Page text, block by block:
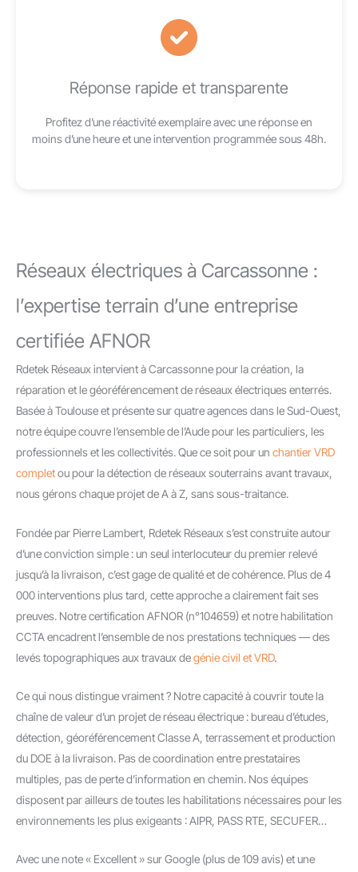
Réponse rapide et transparente
Profitez d’une réactivité exemplaire avec une réponse en
moins d’une heure et une intervention programmée sous 48h.
Réseaux électriques à Carcassonne :
l’expertise terrain d’une entreprise
certifiée AFNOR
Rdetek Réseaux intervient à Carcassonne pour la création, la
réparation et le géoréférencement de réseaux électriques enterrés.
Basée à Toulouse et présente sur quatre agences dans le Sud-Ouest,
notre équipe couvre l’ensemble de l’Aude pour les particuliers, les
professionnels et les collectivités. Que ce soit pour un chantier VRD
completou pour la détection de réseaux souterrains avant travaux,
nous gérons chaque projet de A à Z, sans sous-traitance.
Fondée par Pierre Lambert, Rdetek Réseaux s’est construite autour
d’une conviction simple : un seul interlocuteur du premier relevé
jusqu’à la livraison, c’est gage de qualité et de cohérence. Plus de 4
000 interventions plus tard, cette approche a clairement fait ses
preuves. Notre certification AFNOR (n°104659) et notre habilitation
CCTA encadrent l’ensemble de nos prestations techniques — des
levés topographiques aux travaux degénie civil et VRD.
Ce qui nous distingue vraiment ? Notre capacité à couvrir toute la
chaîne de valeur d’un projet de réseau électrique : bureau d’études,
détection, géoréférencement Classe A, terrassement et production
du DOE à la livraison. Pas de coordination entre prestataires
multiples, pas de perte d’information en chemin. Nos équipes
disposent par ailleurs de toutes les habilitations nécessaires pour les
environnements les plus exigeants : AIPR, PASS RTE, SECUFER…
Avec une note « Excellent » sur Google (plus de 109 avis) et une